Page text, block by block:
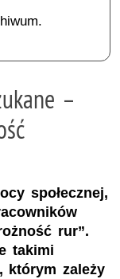
–
społecznej,
rur”.
takimi
którym zależy